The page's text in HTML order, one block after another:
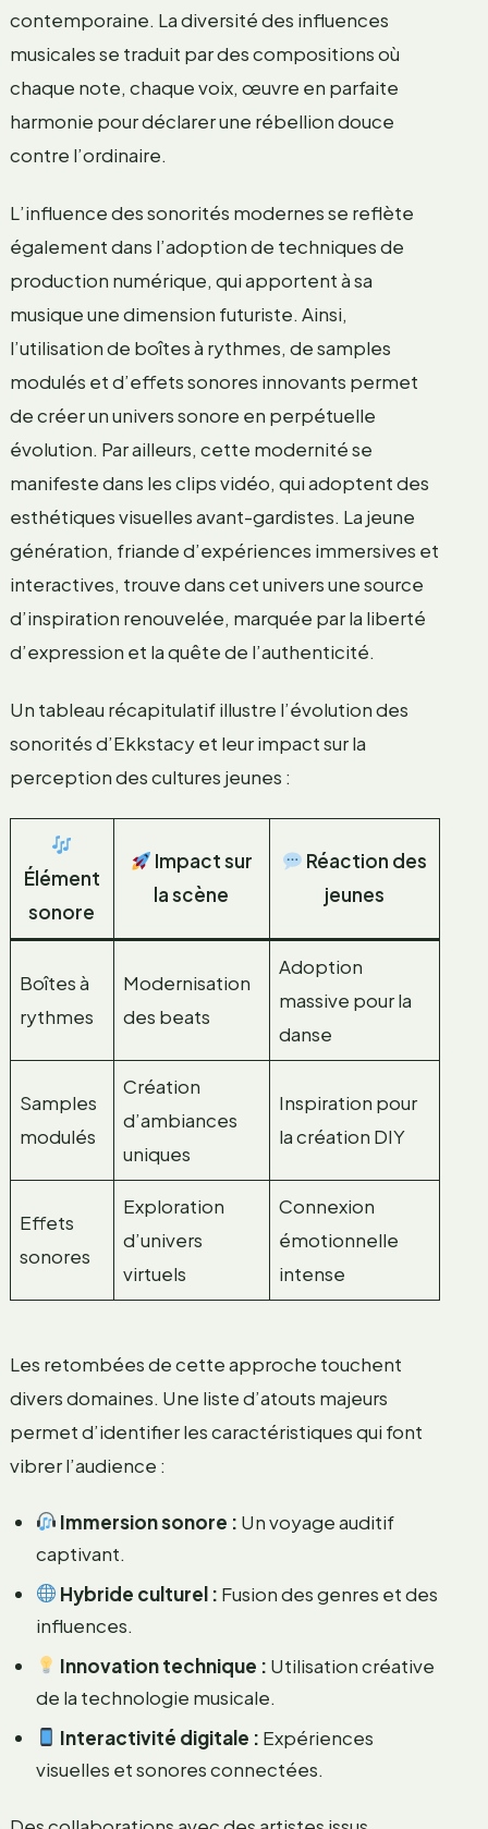
contemporaine. La diversité des influences
musicales se traduit par des compositions où
chaque note, chaque voix, œuvre en parfaite
harmonie pour déclarer une rébellion douce
contre l’ordinaire.
L’influence des sonorités modernes se reflète
également dans l’adoption de techniques de
production numérique, qui apportent à sa
musique une dimension futuriste. Ainsi,
l’utilisation de boîtes à rythmes, de samples
modulés et d’effets sonores innovants permet
de créer un univers sonore en perpétuelle
évolution. Par ailleurs, cette modernité se
manifeste dans les clips vidéo, qui adoptent des
esthétiques visuelles avant-gardistes. La jeune
génération, friande d’expériences immersives et
interactives, trouve dans cet univers une source
d’inspiration renouvelée, marquée par la liberté
d’expression et la quête de l’authenticité.
Un tableau récapitulatif illustre l’évolution des
sonorités d’Ekkstacy et leur impact sur la
perception des cultures jeunes :
Élément
sonore
Impact sur
la scène
Réaction des
jeunes
Boîtes à
rythmes
Modernisation
des beats
Adoption
massive pour la
danse
Samples
modulés
Création
d’ambiances
uniques
Inspiration pour
la création DIY
Effets
sonores
Exploration
d’univers
virtuels
Connexion
émotionnelle
intense
Les retombées de cette approche touchent
divers domaines. Une liste d’atouts majeurs
permet d’identifier les caractéristiques qui font
vibrer l’audience :
Immersion sonore : Un voyage auditif
captivant.
Hybride culturel : Fusion des genres et des
influences.
Innovation technique : Utilisation créative
de la technologie musicale.
Interactivité digitale : Expériences
visuelles et sonores connectées.